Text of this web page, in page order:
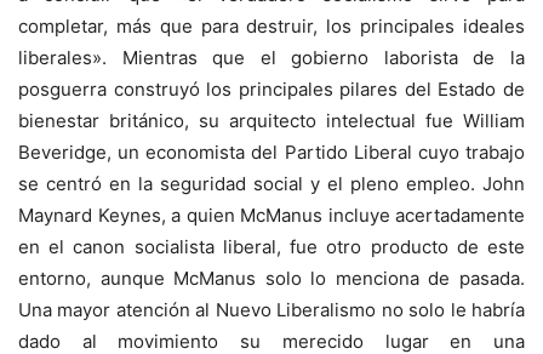
completar, más que para destruir, los principales ideales
liberales». Mientras que el gobierno laborista de la
posguerra construyó los principales pilares del Estado de
bienestar británico, su arquitecto intelectual fue William
Beveridge, un economista del Partido Liberal cuyo trabajo
se centró en la seguridad social y el pleno empleo. John
Maynard Keynes, a quien McManus incluye acertadamente
en el canon socialista liberal, fue otro producto de este
entorno, aunque McManus solo lo menciona de pasada.
Una mayor atención al Nuevo Liberalismo no solo le habría
dado al movimiento su merecido lugar en una